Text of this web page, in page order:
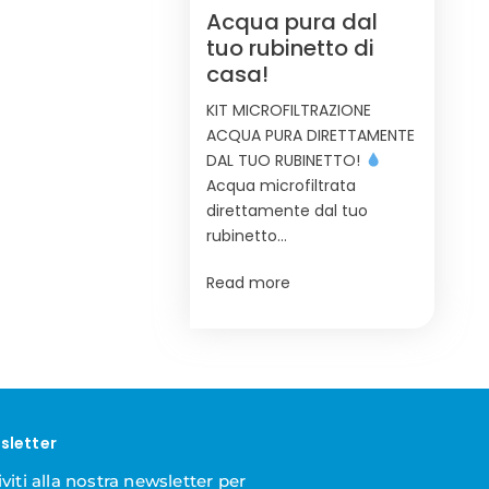
Acqua pura dal
tuo rubinetto di
casa!
KIT MICROFILTRAZIONE
ACQUA PURA DIRETTAMENTE
DAL TUO RUBINETTO!
Acqua microfiltrata
direttamente dal tuo
rubinetto…
Read more
alla nostra newsletter per